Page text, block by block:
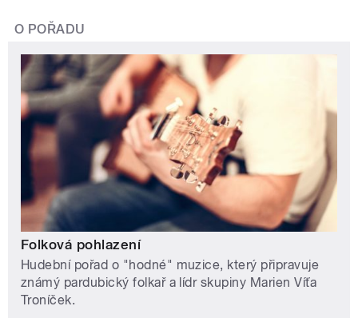
O POŘADU
Folková pohlazení
Hudební pořad o "hodné" muzice, který připravuje
známý pardubický folkař a lídr skupiny Marien Víťa
Troníček.